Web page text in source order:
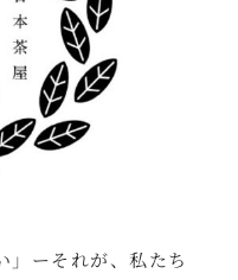
」ーそれが、私たち